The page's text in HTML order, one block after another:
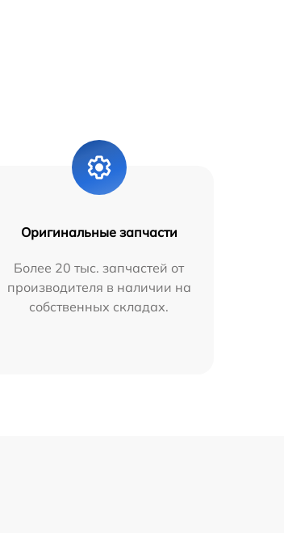
Оригинальные запчасти
Более 20 тыс. запчастей от
производителя в наличии на
собственных складах.